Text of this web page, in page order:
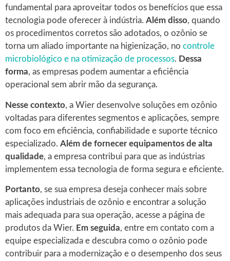
fundamental para aproveitar todos os benefícios que essa
tecnologia pode oferecer à indústria. Além disso, quando
os procedimentos corretos são adotados, o ozônio se
torna um aliado importante na higienização, no controle
microbiológico e na otimização de processos. Dessa
forma, as empresas podem aumentar a eficiência
operacional sem abrir mão da segurança.
Nesse contexto, a Wier desenvolve soluções em ozônio
voltadas para diferentes segmentos e aplicações, sempre
com foco em eficiência, confiabilidade e suporte técnico
especializado. Além de fornecer equipamentos de alta
qualidade, a empresa contribui para que as indústrias
implementem essa tecnologia de forma segura e eficiente.
Portanto, se sua empresa deseja conhecer mais sobre
aplicações industriais de ozônio e encontrar a solução
mais adequada para sua operação, acesse a página de
produtos da Wier. Em seguida, entre em contato com a
equipe especializada e descubra como o ozônio pode
contribuir para a modernização e o desempenho dos seus